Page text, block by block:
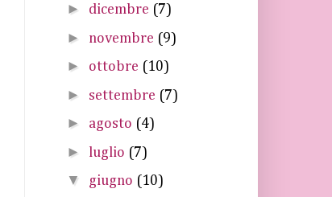
► dicembre (7)
► novembre (9)
► ottobre (10)
► settembre (7)
► agosto (4)
► luglio (7)
▼ giugno (10)